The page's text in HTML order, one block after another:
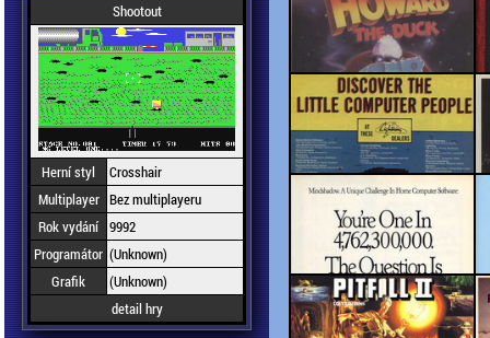
Shootout
Herní styl
Crosshair
Multiplayer Bez multiplayeru
Rok vydání 9992
Programátor (Unknown)
Grafik
(Unknown)
detail hry